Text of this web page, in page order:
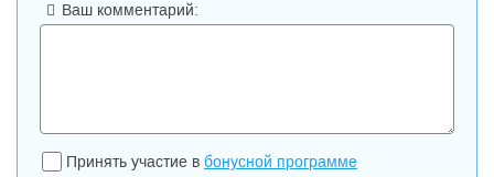
Ваш комментарий:
Принять участие в бонусной программе